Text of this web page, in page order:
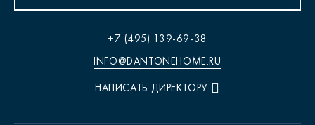
+7 (495) 139-69-38
INFO@DANTONEHOME.RU
НАПИСАТЬ ДИРЕКТОРУ